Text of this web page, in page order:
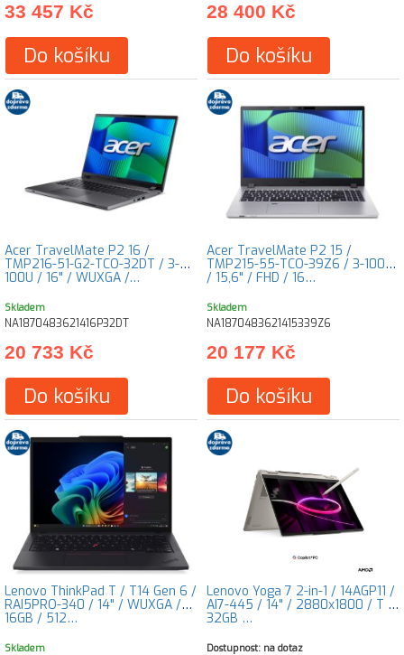
33 457 Kč
Do košíku
28 400 Kč
Do košíku
Acer TravelMate P2 16 /
TMP216-51-G2-TCO-32DT / 3-
100U / 16" / WUXGA /…
Skladem
NA1870483621416P32DT
20 733 Kč
Do košíku
Acer TravelMate P2 15 /
TMP215-55-TCO-39Z6 / 3-100U
/ 15,6" / FHD / 16…
Skladem
NA1870483621415339Z6
20 177 Kč
Do košíku
Lenovo ThinkPad T / T14 Gen 6 /
RAI5PRO-340 / 14" / WUXGA /
16GB / 512…
Skladem
Lenovo Yoga 7 2-in-1 / 14AGP11 /
AI7-445 / 14" / 2880x1800 / T /
32GB …
Dostupnost: na dotaz